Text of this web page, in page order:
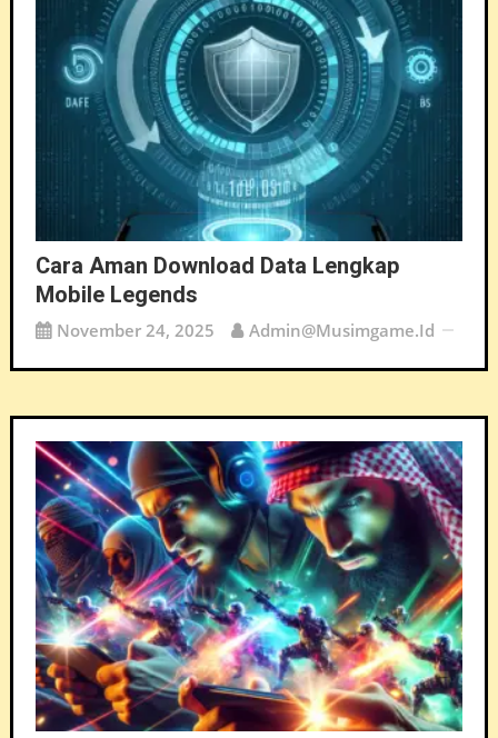
Cara Aman Download Data Lengkap
Mobile Legends
November 24, 2025 Admin@musimgame.id